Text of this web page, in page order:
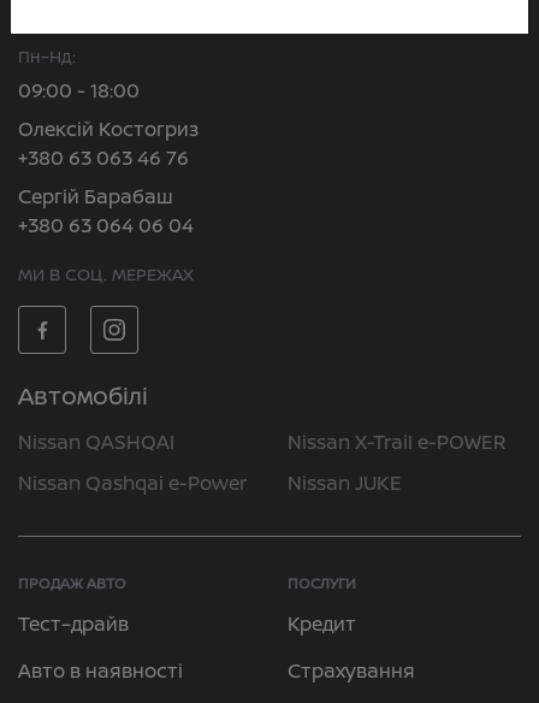
Пн–Нд:
09:00 - 18:00
Олексій Костогриз
+380 63 063 46 76
Сергій Барабаш
+380 63 064 06 04
МИ В СОЦ. МЕРЕЖАХ
Автомобілі
Nissan QASHQAI
Nissan X-Trail e-POWER
Nissan Qashqai e-Power
Nissan JUKE
ПРОДАЖ АВТО
Тест–драйв
Авто в наявності
ПОСЛУГИ
Кредит
Страхування